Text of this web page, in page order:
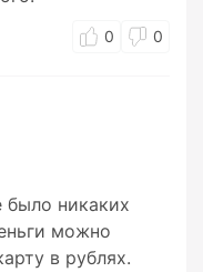
0 0
было никаких
можно
в рублях.